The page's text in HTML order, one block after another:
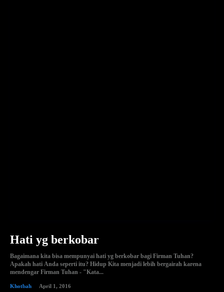
Hati yg berkobar
Bagaimana kita bisa mempunyai hati yg berkobar bagi Firman Tuhan?
Apakah hati Anda seperti itu? Hidup Kita menjadi lebih bergairah karena
mendengar Firman Tuhan - "Kata...
Khotbah April 1, 2016